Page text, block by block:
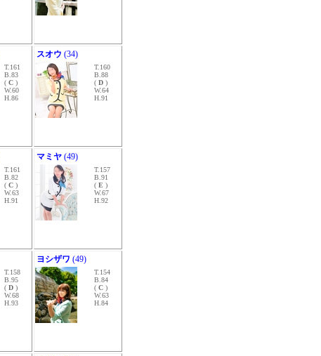
T.161
B.83
( C )
W.60
H.86
スオウ (34)
T.160
B.88
( D )
W.64
H.91
T.161
B.82
( C )
W.63
H.91
マミヤ (49)
T.157
B.91
( E )
W.67
H.92
T.158
B.95
( D )
W.68
H.93
ヨシザワ (49)
T.154
B.84
( C )
W.63
H.84